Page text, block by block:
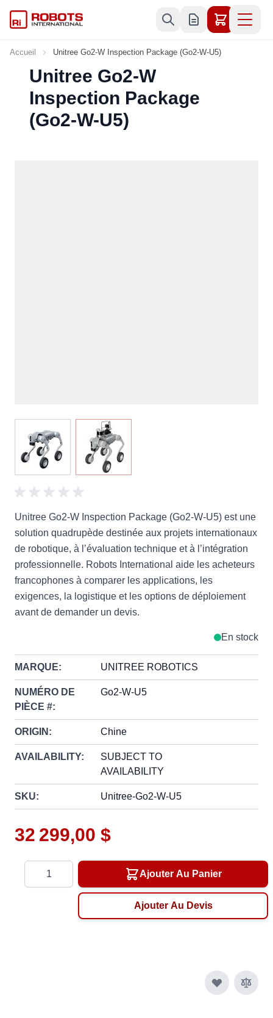
Accueil Unitree Go2-W Inspection Package (Go2-W-U5)
Unitree Go2-W
Inspection Package
(Go2-W-U5)
View larger imageView larger image
Unitree Go2-W Inspection Package (Go2-W-U5) est une
solution quadrupède destinée aux projets internationaux
de robotique, à l’évaluation technique et à l’intégration
professionnelle. Robots International aide les acheteurs
francophones à comparer les applications, les
exigences, la logistique et les options de déploiement
avant de demander un devis.
En stock
MARQUE: UNITREE ROBOTICS
NUMÉRO DE
PIÈCE #:
Go2-W-U5
ORIGIN: Chine
AVAILABILITY:
SUBJECT TO
AVAILABILITY
SKU: Unitree-Go2-W-U5
32 299,00 $
Ajouter Au Panier
Ajouter Au Devis